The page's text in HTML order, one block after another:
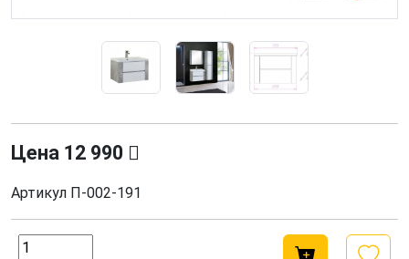
Цена 12 990
Артикул П-002-191